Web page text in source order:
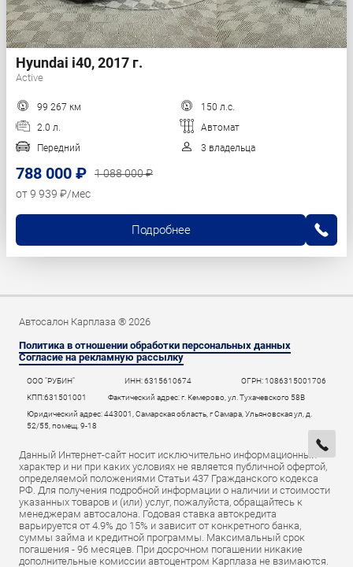
Hyundai i40, 2017 г.
Active
99 267 км
150 л.с.
2.0 л.
Автомат
Передний
3 владельца
788 000 ₽
1 088 000 ₽
от 9 939 ₽/мес
Подробнее
Автосалон Карплаза ® 2026
Политика в отношении обработки персональных данных
Согласие на рекламную рассылку
ООО "РУБИН" ИНН: 6315610674
ОГРН: 1086315001706
КПП:631501001
Фактический адрес: г. Кемерово, ул. Тухачевского 58В
Юридический адрес: 443001, Самарская область, г Самара, Ульяновская ул, д.
52/55, помещ. 9-18
Данный Интернет-сайт носит исключительно информационный
характер и ни при каких условиях не является публичной офертой,
определяемой положениями Статьи 437 Гражданского кодекса
РФ. Для получения подробной информации о наличии и стоимости
указанных товаров и (или) услуг, пожалуйста, обращайтесь к
менеджерам автосалона. Годовая ставка автокредита
варьируется от 4.9% до 15% и зависит от конкретного банка,
суммы займа и кредитной программы. Максимальный срок
погашения - 96 месяцев. При досрочном погашении никакие
дополнительные комиссии автоцентром Карплаза не взимаются.